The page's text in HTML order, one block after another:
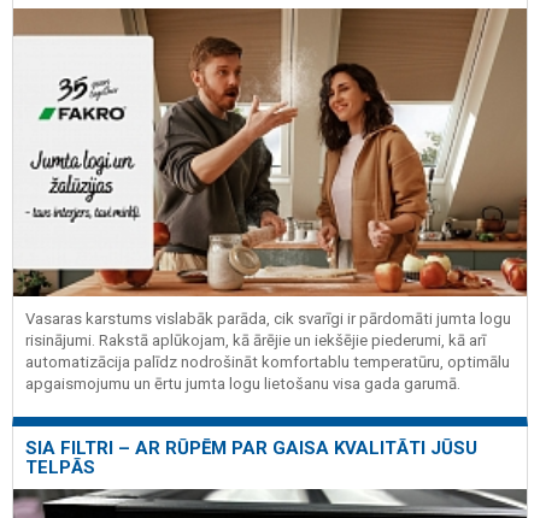
Vasaras karstums vislabāk parāda, cik svarīgi ir pārdomāti jumta logu
risinājumi. Rakstā aplūkojam, kā ārējie un iekšējie piederumi, kā arī
automatizācija palīdz nodrošināt komfortablu temperatūru, optimālu
apgaismojumu un ērtu jumta logu lietošanu visa gada garumā.
SIA FILTRI – AR RŪPĒM PAR GAISA KVALITĀTI JŪSU
TELPĀS